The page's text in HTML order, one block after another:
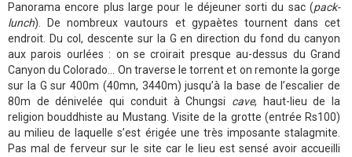
Panorama encore plus large pour le déjeuner sorti du sac (pack-
lunch). De nombreux vautours et gypaètes tournent dans cet
endroit. Du col, descente sur la G en direction du fond du canyon
aux parois ourlées : on se croirait presque au-dessus du Grand
Canyon du Colorado… On traverse le torrent et on remonte la gorge
sur la G sur 400m (40mn, 3440m) jusqu’à la base de l’escalier de
80m de dénivelée qui conduit à Chungsi cave, haut-lieu de la
religion bouddhiste au Mustang. Visite de la grotte (entrée Rs100)
au milieu de laquelle s’est érigée une très imposante stalagmite.
Pas mal de ferveur sur le site car le lieu est sensé avoir accueilli